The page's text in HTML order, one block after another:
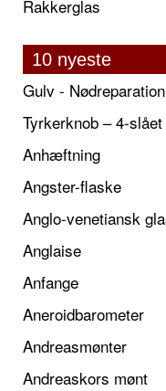
Rakkerglas
10 nyeste
Gulv -
Tyrkerknob – 4-
Anhæftning
Angster-flaske
Anglo-venetiansk
Anglaise
Anfange
Aneroidbarometer
Andreasmønter
Andreaskors mønt